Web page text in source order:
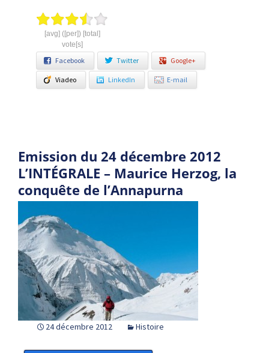
[avg] ([per]) [total]
vote[s]
Facebook Twitter Google+
Viadeo LinkedIn E-mail
Emission du 24 décembre 2012
L’INTÉGRALE – Maurice Herzog, la
conquête de l’Annapurna
24 décembre 2012 Histoire